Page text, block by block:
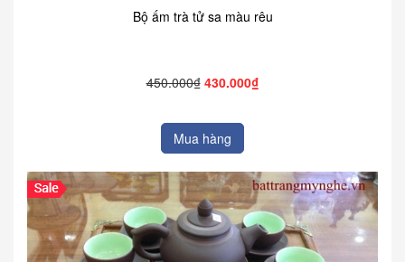
Bộ ấm trà tử sa màu rêu
450.000₫ 430.000₫
Mua hàng